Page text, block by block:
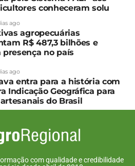
conheceram solu
ago
agropecuárias
R$ 487,3 bilhões e
no país
ago
entra para a história com
Indicação Geográfica para
do Brasil
com qualidade e credibilidade